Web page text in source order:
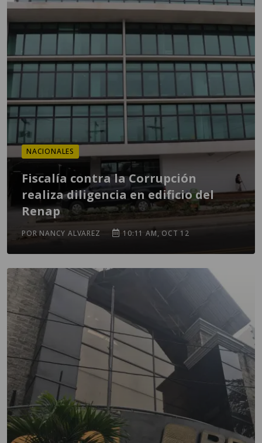
NACIONALES
Fiscalía contra la Corrupción
realiza diligencia en edificio del
Renap
POR NANCY ALVAREZ 10:11 AM, OCT 12